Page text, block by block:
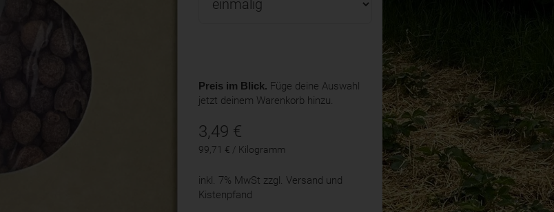
Preis im Blick. Füge deine Auswahl
jetzt deinem Warenkorb hinzu.
3,49 €
99,71 € / Kilogramm
inkl. 7% MwSt zzgl. Versand und
Kistenpfand